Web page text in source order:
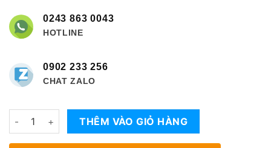
0243 863 0043
HOTLINE
0902 233 256
CHAT ZALO
Số lượng THÊM VÀO GIỎ HÀNG